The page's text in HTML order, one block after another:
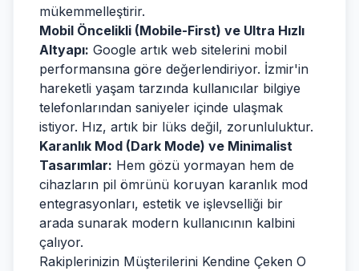
mükemmelleştirir.
Mobil Öncelikli (Mobile-First) ve Ultra Hızlı
Altyapı: Google artık web sitelerini mobil
performansına göre değerlendiriyor. İzmir'in
hareketli yaşam tarzında kullanıcılar bilgiye
telefonlarından saniyeler içinde ulaşmak
istiyor. Hız, artık bir lüks değil, zorunluluktur.
Karanlık Mod (Dark Mode) ve Minimalist
Tasarımlar: Hem gözü yormayan hem de
cihazların pil ömrünü koruyan karanlık mod
entegrasyonları, estetik ve işlevselliği bir
arada sunarak modern kullanıcının kalbini
çalıyor.
Rakiplerinizin Müşterilerini Kendine Çeken O